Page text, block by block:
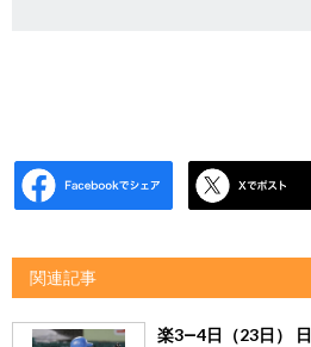
関連記事
楽3―4日（23日）